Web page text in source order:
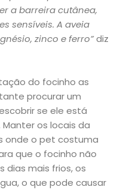
a barreira cutânea,
sensíveis. A aveia
zinco e ferro”diz
do focinho as
procurar um
se ele está
os locais da
onde o pet costuma
que o focinho não
dias mais frios, os
o que pode causar